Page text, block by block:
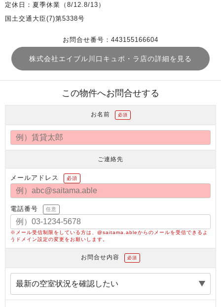
定休日：夏季休業（8/12.8/13）
国土交通大臣(7)第5338号
お問合せ番号：443155166604
株式会社エイブル川口キュポ・ラ店の詳細を見る
この物件へお問合せする
お名前 必須
ご連絡先
メールアドレス 必須
電話番号 任意
※メール受信制限をしている方は、@saitama.ableからのメールを受信できるよ
うドメイン設定の変更をお願いします。
お問合せ内容 必須